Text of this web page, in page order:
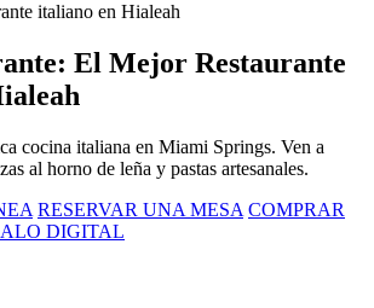
italiano en Hialeah
El Mejor Restaurante
cocina italiana en Miami Springs. Ven a
al horno de leña y pastas artesanales.
RESERVAR UNA MESA COMPRAR
DIGITAL